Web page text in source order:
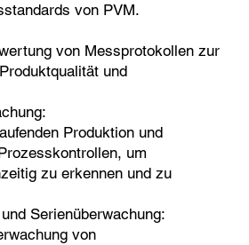
von PVM.
von Messprotokollen zur
und
Produktion und
um
zu erkennen und zu
Serienüberwachung:
von